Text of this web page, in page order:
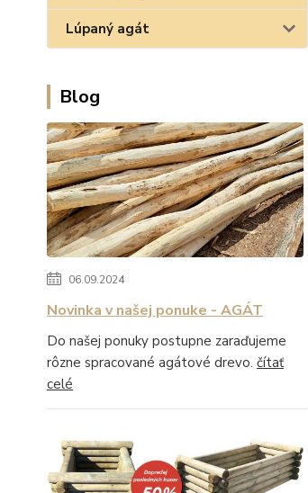
Lúpaný agát
Blog
06.09.2024
Novinka v našej ponuke - AGÁT
Do našej ponuky postupne zaraďujeme
rôzne spracované agátové drevo. čítať
celé